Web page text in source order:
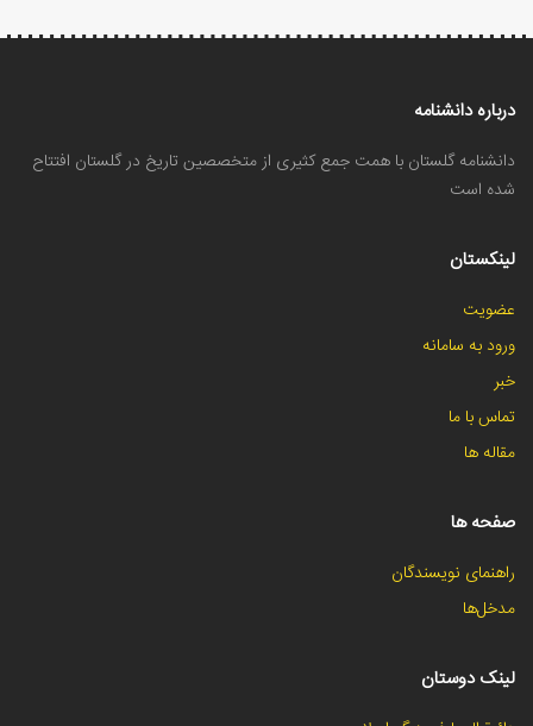
درباره دانشنامه
دانشنامه گلستان با همت جمع کثیری از متخصصین تاریخ در گلستان افتتاح
شده است
لینکستان
عضویت
ورود به سامانه
خبر
تماس با ما
مقاله ها
صفحه ها
راهنمای نویسندگان
مدخل‌ها
لینک دوستان